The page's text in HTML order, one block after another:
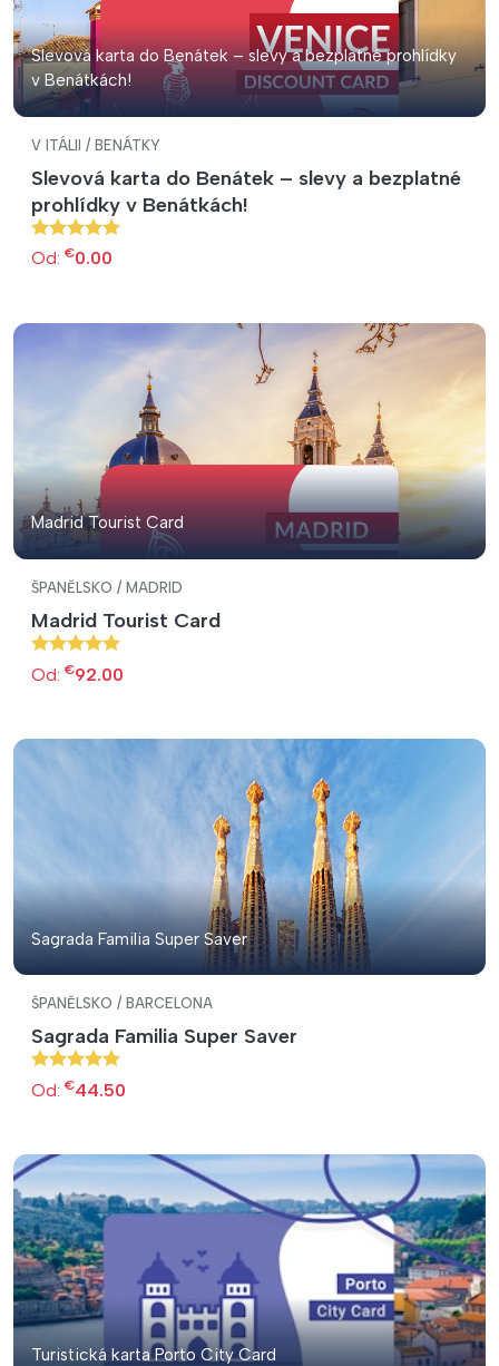
Slevová karta do Benátek – slevy a bezplatné prohlídky
v Benátkách!
V ITÁLII / BENÁTKY
Slevová karta do Benátek – slevy a bezplatné
prohlídky v Benátkách!
Od: €0.00
Madrid Tourist Card
ŠPANĚLSKO / MADRID
Madrid Tourist Card
Od: €92.00
Sagrada Familia Super Saver
ŠPANĚLSKO / BARCELONA
Sagrada Familia Super Saver
Od: €44.50
Turistická karta Porto City Card